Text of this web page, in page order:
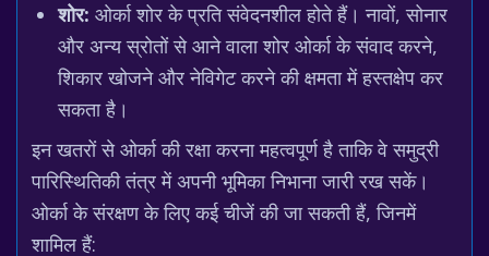
शोर: ओर्का शोर के प्रति संवेदनशील होते हैं। नावों, सोनार
और अन्य स्रोतों से आने वाला शोर ओर्का के संवाद करने,
शिकार खोजने और नेविगेट करने की क्षमता में हस्तक्षेप कर
सकता है।
इन खतरों से ओर्का की रक्षा करना महत्वपूर्ण है ताकि वे समुद्री
पारिस्थितिकी तंत्र में अपनी भूमिका निभाना जारी रख सकें।
ओर्का के संरक्षण के लिए कई चीजें की जा सकती हैं, जिनमें
शामिल हैं: